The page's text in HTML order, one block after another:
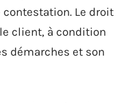
Le droit
client, à condition
démarches et son